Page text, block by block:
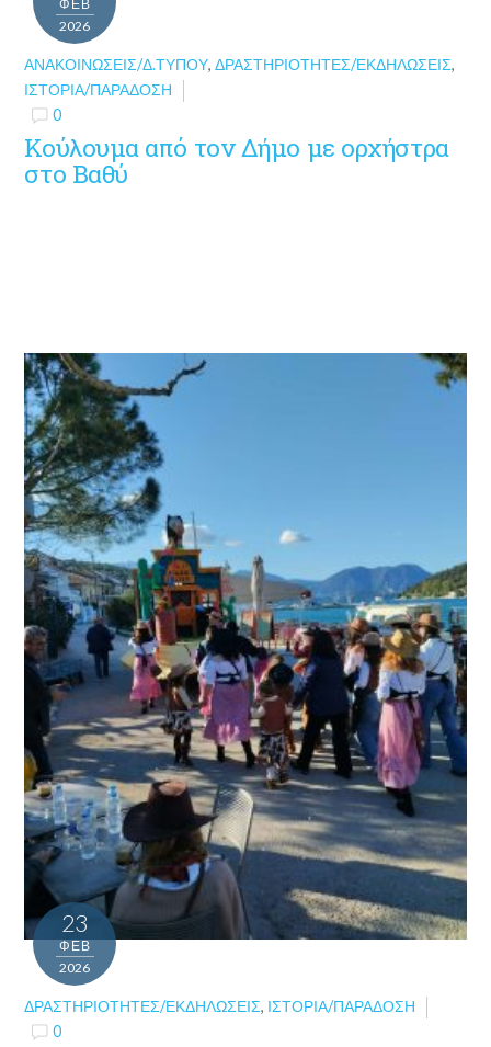
ΦΕΒ
2026
ΑΝΑΚΟΙΝΏΣΕΙΣ/Δ.ΤΎΠΟΥ,ΔΡΑΣΤΗΡΙΌΤΗΤΕΣ/ΕΚΔΗΛΏΣΕΙΣ,
ΙΣΤΟΡΊΑ/ΠΑΡΆΔΟΣΗ
0
Κούλουμα από τον Δήμο με ορχήστρα
στο Βαθύ
23
ΦΕΒ
2026
ΔΡΑΣΤΗΡΙΌΤΗΤΕΣ/ΕΚΔΗΛΏΣΕΙΣ, ΙΣΤΟΡΊΑ/ΠΑΡΆΔΟΣΗ
0